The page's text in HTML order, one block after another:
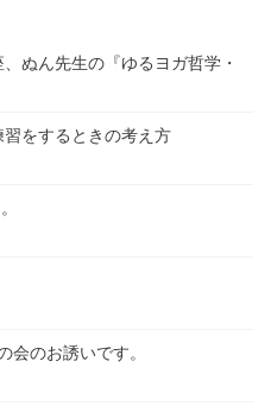
ぬん先生の『ゆるヨガ哲学・
習をするときの考え方
会のお誘いです。